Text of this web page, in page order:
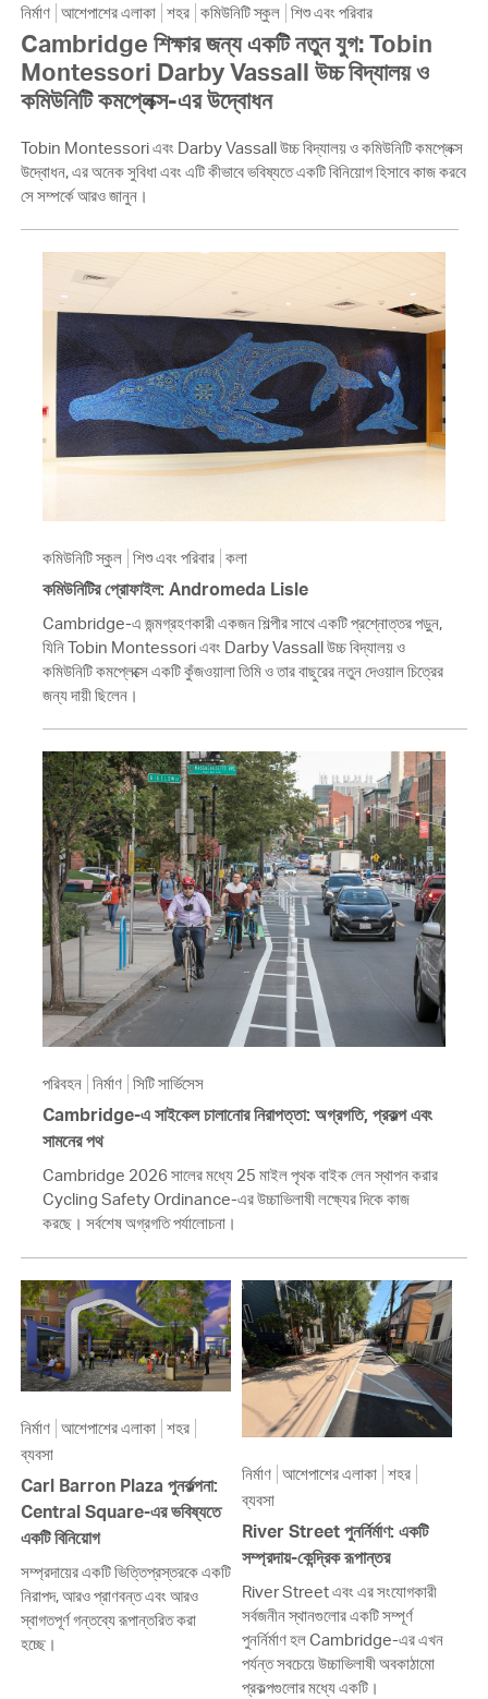
নির্মাণ আশেপাশের এলাকা শহর কমিউনিটি স্কুল শিশু এবং পরিবার
Cambridge শিক্ষার জন্য একটি নতুন যুগ: Tobin
Montessori Darby Vassall উচ্চ বিদ্যালয় ও
কমিউনিটি কমপ্লেক্স-এর উদ্বোধন
Tobin Montessori এবং Darby Vassall উচ্চ বিদ্যালয় ও কমিউনিটি কমপ্লেক্স
উদ্বোধন, এর অনেক সুবিধা এবং এটি কীভাবে ভবিষ্যতে একটি বিনিয়োগ হিসাবে কাজ করবে
সে সম্পর্কে আরও জানুন।
কমিউনিটি স্কুল শিশু এবং পরিবার কলা
কমিউনিটির প্রোফাইল: Andromeda Lisle
Cambridge-এ জন্মগ্রহণকারী একজন শিল্পীর সাথে একটি প্রশ্নোত্তর পড়ুন,
যিনি Tobin Montessori এবং Darby Vassall উচ্চ বিদ্যালয় ও
কমিউনিটি কমপ্লেক্সে একটি কুঁজওয়ালা তিমি ও তার বাছুরের নতুন দেওয়াল চিত্রের
জন্য দায়ী ছিলেন।
পরিবহন নির্মাণ সিটি সার্ভিসেস
Cambridge-এ সাইকেল চালানোর নিরাপত্তা: অগ্রগতি, প্রকল্প এবং
সামনের পথ
Cambridge 2026 সালের মধ্যে 25 মাইল পৃথক বাইক লেন স্থাপন করার
Cycling Safety Ordinance-এর উচ্চাভিলাষী লক্ষ্যের দিকে কাজ
করছে। সর্বশেষ অগ্রগতি পর্যালোচনা।
নির্মাণ আশেপাশের এলাকা শহর
ব্যবসা
Carl Barron Plaza পুনর্কল্পনা:
Central Square-এর ভবিষ্যতে
একটি বিনিয়োগ
সম্প্রদায়ের একটি ভিত্তিপ্রস্তরকে একটি
নিরাপদ, আরও প্রাণবন্ত এবং আরও
স্বাগতপূর্ণ গন্তব্যে রূপান্তরিত করা
হচ্ছে।
নির্মাণ আশেপাশের এলাকা শহর
ব্যবসা
River Street পুনর্নির্মাণ: একটি
সম্প্রদায়-কেন্দ্রিক রূপান্তর
River Street এবং এর সংযোগকারী
সর্বজনীন স্থানগুলোর একটি সম্পূর্ণ
পুনর্নির্মাণ হল Cambridge-এর এখন
পর্যন্ত সবচেয়ে উচ্চাভিলাষী অবকাঠামো
প্রকল্পগুলোর মধ্যে একটি।